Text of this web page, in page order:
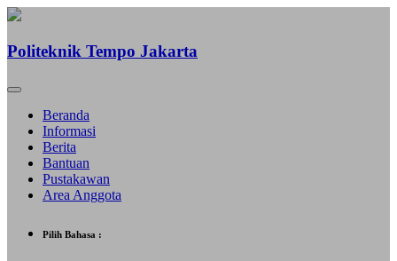
Politeknik Tempo Jakarta
Beranda
Informasi
Berita
Bantuan
Pustakawan
Area Anggota
Pilih Bahasa :